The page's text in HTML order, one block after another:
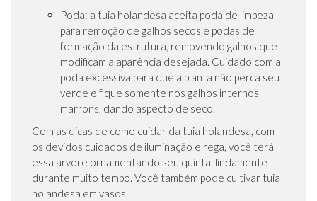
Poda: a tuia holandesa aceita poda de limpeza
para remoção de galhos secos e podas de
formação da estrutura, removendo galhos que
modificam a aparência desejada. Cuidado com a
poda excessiva para que a planta não perca seu
verde e fique somente nos galhos internos
marrons, dando aspecto de seco.
Com as dicas de como cuidar da tuia holandesa, com
os devidos cuidados de iluminação e rega, você terá
essa árvore ornamentando seu quintal lindamente
durante muito tempo. Você também pode cultivar tuia
holandesa em vasos.